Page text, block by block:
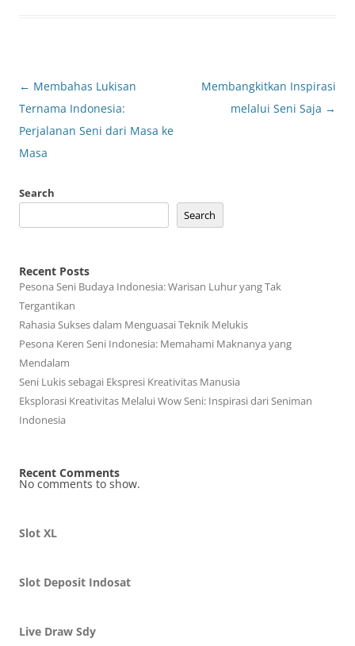
Post
navigation
← Membahas Lukisan
Ternama Indonesia:
Perjalanan Seni dari Masa ke
Masa
Membangkitkan Inspirasi
melalui Seni Saja →
Search
Search
Recent Posts
Pesona Seni Budaya Indonesia: Warisan Luhur yang Tak
Tergantikan
Rahasia Sukses dalam Menguasai Teknik Melukis
Pesona Keren Seni Indonesia: Memahami Maknanya yang
Mendalam
Seni Lukis sebagai Ekspresi Kreativitas Manusia
Eksplorasi Kreativitas Melalui Wow Seni: Inspirasi dari Seniman
Indonesia
Recent Comments
No comments to show.
Slot XL
Slot Deposit Indosat
Live Draw Sdy